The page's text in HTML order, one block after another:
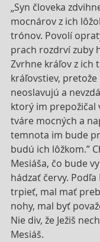
„Syn človeka
mocnárov z ich
trónov. Povolí
prach rozdrví zuby
Zvrhne kráľov z ich
kráľovstiev, pretože
neoslavujú a
ktorý im prepožičal
tváre mocných a
temnota im bude
budú ich lôžkom.”
Mesiáša, čo bude
hádzať červy.
trpieť, mal mať
nohy, mal byť
Nie div, že Ježiš
Mesiáš.